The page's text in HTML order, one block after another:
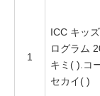
1
ICC キッ
ログラム
キミ( ).コ
セカイ( )